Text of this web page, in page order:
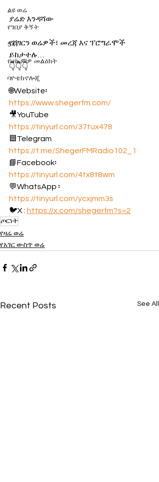
ልዩ ወሬ
የገበያ ቅኝት
547
የሀኪምዎ መልዕክት
ባዮቴክኖሎጂ
ያሬድ እንዳሻው
የሸገርን ወሬዎች፣ መረጃ እና ፕሮግራሞች
ይከታተሉ…
👇👇👇
🌐Website፡
https://www.shegerfm.com/
🎥YouTube
https://tinyurl.com/37tux478
🟦Telegram
https://t.me/ShegerFMRadio102_1
📘Facebook፡
https://tinyurl.com/4tx8t8wm
💬WhatsApp ፡
https://tinyurl.com/ycxjmm3s
🐦X : https://x.com/shegerfm?s=2
ጦርነት
የዛሬ ወሬ
የአገር ውስጥ ወሬ
Recent Posts See All